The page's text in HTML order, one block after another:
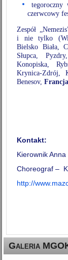
tegoroczny
czerwcowy
Zespół
i nie tylko
Bielsko Biała,
Słupca,
Konopiska,
Krynica-Zdrój,
Benesov,Francja
Kontakt:
Kierownik
Choreograf –
http://
Galeria